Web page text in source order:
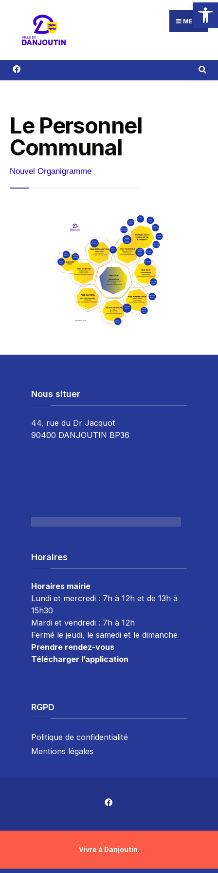
Ouvrir
MENU
Le Personnel
Communal
Nouvel Organigramme
Nous situer
44, rue du Dr Jacquot
90400 DANJOUTIN BP36
Horaires
Horaires mairie
Lundi et mercredi : 7h à 12h et de 13h à
15h30
Mardi et vendredi : 7h à 12h
Fermé le jeudi, le samedi et le dimanche
Prendre rendez-vous
Télécharger l’application
RGPD
Politique de confidentialité
Mentions légales
Vivre à Danjoutin.